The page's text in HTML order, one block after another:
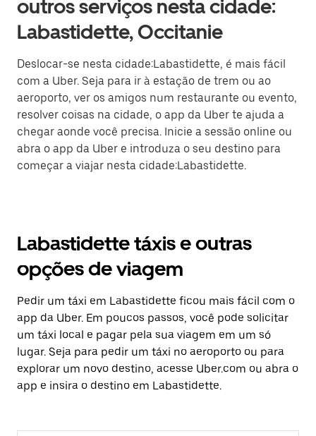
outros serviços nesta cidade:
Labastidette, Occitanie
Deslocar-se nesta cidade:Labastidette, é mais fácil
com a Uber. Seja para ir à estação de trem ou ao
aeroporto, ver os amigos num restaurante ou evento,
resolver coisas na cidade, o app da Uber te ajuda a
chegar aonde você precisa. Inicie a sessão online ou
abra o app da Uber e introduza o seu destino para
começar a viajar nesta cidade:Labastidette.
Labastidette táxis e outras
opções de viagem
Pedir um táxi em Labastidette ficou mais fácil com o
app da Uber. Em poucos passos, você pode solicitar
um táxi local e pagar pela sua viagem em um só
lugar. Seja para pedir um táxi no aeroporto ou para
explorar um novo destino, acesse Uber.com ou abra o
app e insira o destino em Labastidette.